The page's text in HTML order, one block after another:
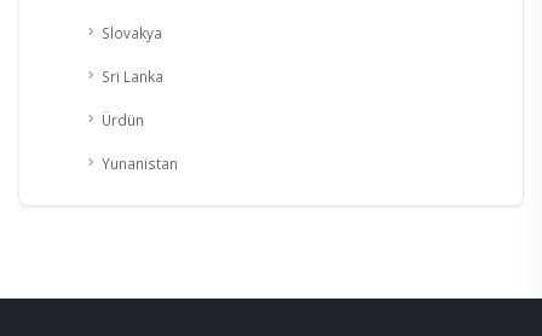
Slovakya
Sri Lanka
Ürdün
Yunanistan